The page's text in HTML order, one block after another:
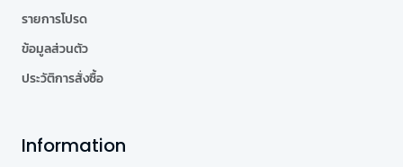
รายการโปรด
ข้อมูลส่วนตัว
ประวัติการสั่งซื้อ
Information